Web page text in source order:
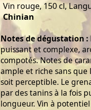
Vin rouge, 150 cl,
Chinian
Notes de dégustation :
puissant et complexe,
compotés. Notes de
ample et riche sans que
soit perceptible. Le
par des tanins à la fois
longueur. Vin à